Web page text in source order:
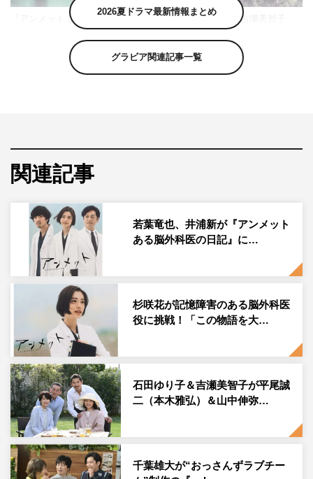
『アンメット ある脳外科医の日記』左から）千葉雄大、吉瀬美智子、
岡山天音、生田絵梨花 ©カンテレ
杉咲花が主演を務める、4月スタートのカンテレ・フジテ
レビ系 新月10ドラマ『アンメット ある脳外科医の日記』
本作は、“記憶障害の脳外科医”という前代未聞の主人公
が、目の前の患者を全力で救い、自分自身も再生していく
新たな医療ヒューマンドラマ。原作は、講談社「モーニン
グ」で連載中の同名漫画で、元脳外科医である子鹿ゆずる
が描く“リアル脳外科医”の世界が、医療従事者のみなら
ず、各方面から絶賛されている話題作だ。
ある事故で脳を損傷した脳外科医の川内ミヤビ（杉咲花）
は、過去2年間の記憶をすべて失い、新しい記憶も1日限
り、寝て起きたら前日の記憶がなくなってしまう記憶障害
に。毎朝5時に起きて机の上の日記を読み、失った記憶を
覚え直すことから1日が始まる。
それゆえ、医師であることを諦めかけたミヤビだったが、
彼女の前に変わり者の脳外科医・三瓶友治（若葉竜也）が
現れる。空気を読まず、強引でマイペースな彼の言動によ
って、ミヤビはもう一度、脳外科医としての道を歩むこと
2026夏ドラマ最新情報まとめ
グラビア関連記事一覧
関連記事
若葉竜也、井浦新が『アンメット
ある脳外科医の日記』に…
杉咲花が記憶障害のある脳外科医
役に挑戦！「この物語を大…
石田ゆり子＆吉瀬美智子が平尾誠
二（本木雅弘）＆山中伸弥…
千葉雄大が“おっさんずラブチー